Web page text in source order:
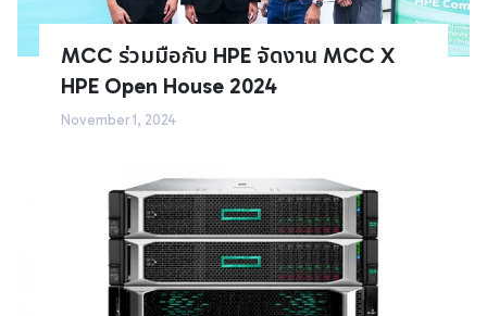
MCC ร่วมมือกับ HPE จัดงาน MCC X
HPE Open House 2024
November 1, 2024